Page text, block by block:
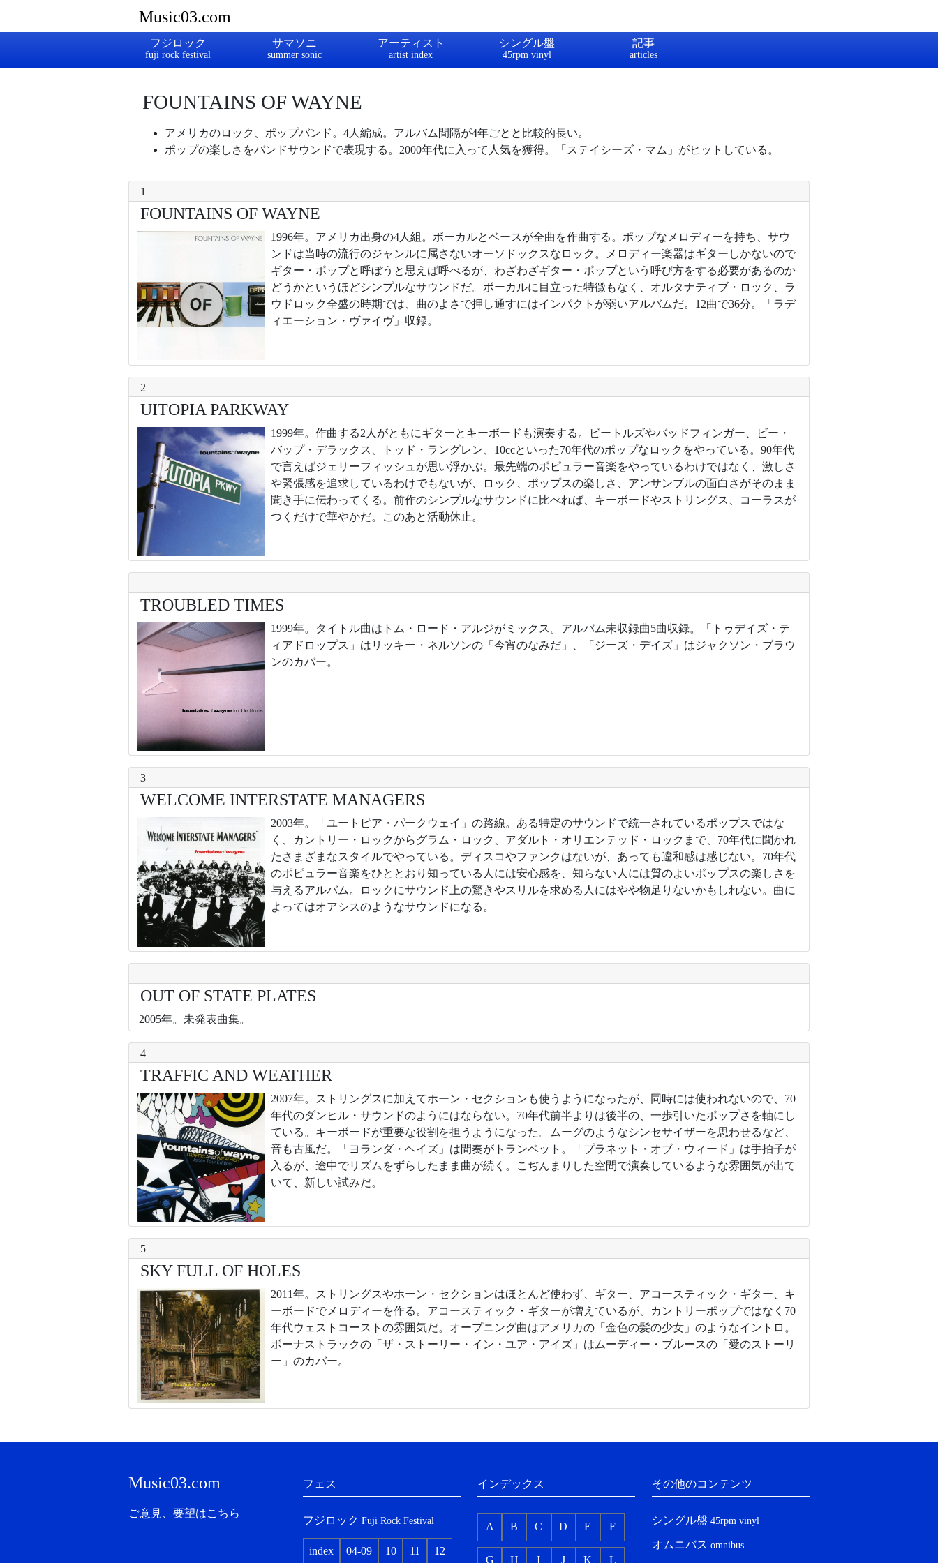
Music03.com
フジロック サマソニ アーティスト シングル盤 記事
FOUNTAINS OF WAYNE
アメリカのロック、ポップバンド。4人編成。アルバム間隔が4年ごとと比較的長い。
ポップの楽しさをバンドサウンドで表現する。2000年代に入って人気を獲得。「ステイシーズ・マム」がヒットしている。
1
FOUNTAINS OF WAYNE
1996年。アメリカ出身の4人組。ボーカルとベースが全曲を作曲する。ポップなメロディーを持ち、サウ
ンドは当時の流行のジャンルに属さないオーソドックスなロック。メロディー楽器はギターしかないので
ギター・ポップと呼ぼうと思えば呼べるが、わざわざギター・ポップという呼び方をする必要があるのか
どうかというほどシンプルなサウンドだ。ボーカルに目立った特徴もなく、オルタナティブ・ロック、ラ
ウドロック全盛の時期では、曲のよさで押し通すにはインパクトが弱いアルバムだ。12曲で36分。「ラデ
ィエーション・ヴァイヴ」収録。
2
UITOPIA PARKWAY
1999年。作曲する2人がともにギターとキーボードも演奏する。ビートルズやバッドフィンガー、ビー・
バップ・デラックス、トッド・ラングレン、10ccといった70年代のポップなロックをやっている。90年代
で言えばジェリーフィッシュが思い浮かぶ。最先端のポピュラー音楽をやっているわけではなく、激しさ
や緊張感を追求しているわけでもないが、ロック、ポップスの楽しさ、アンサンブルの面白さがそのまま
聞き手に伝わってくる。前作のシンプルなサウンドに比べれば、キーボードやストリングス、コーラスが
つくだけで華やかだ。このあと活動休止。
TROUBLED TIMES
1999年。タイトル曲はトム・ロード・アルジがミックス。アルバム未収録曲5曲収録。「トゥデイズ・テ
ィアドロップス」はリッキー・ネルソンの「今宵のなみだ」、「ジーズ・デイズ」はジャクソン・ブラウ
ンのカバー。
3
WELCOME INTERSTATE MANAGERS
2003年。「ユートピア・パークウェイ」の路線。ある特定のサウンドで統一されているポップスではな
く、カントリー・ロックからグラム・ロック、アダルト・オリエンテッド・ロックまで、70年代に聞かれ
たさまざまなスタイルでやっている。ディスコやファンクはないが、あっても違和感は感じない。70年代
のポピュラー音楽をひととおり知っている人には安心感を、知らない人には質のよいポップスの楽しさを
与えるアルバム。ロックにサウンド上の驚きやスリルを求める人にはやや物足りないかもしれない。曲に
よってはオアシスのようなサウンドになる。
OUT OF STATE PLATES
2005年。未発表曲集。
4
TRAFFIC AND WEATHER
2007年。ストリングスに加えてホーン・セクションも使うようになったが、同時には使われないので、70
年代のダンヒル・サウンドのようにはならない。70年代前半よりは後半の、一歩引いたポップさを軸にし
ている。キーボードが重要な役割を担うようになった。ムーグのようなシンセサイザーを思わせるなど、
音も古風だ。「ヨランダ・ヘイズ」は間奏がトランペット。「プラネット・オブ・ウィード」は手拍子が
入るが、途中でリズムをずらしたまま曲が続く。こぢんまりした空間で演奏しているような雰囲気が出て
いて、新しい試みだ。
5
SKY FULL OF HOLES
2011年。ストリングスやホーン・セクションはほとんど使わず、ギター、アコースティック・ギター、キ
ーボードでメロディーを作る。アコースティック・ギターが増えているが、カントリーポップではなく70
年代ウェストコーストの雰囲気だ。オープニング曲はアメリカの「金色の髪の少女」のようなイントロ。
ボーナストラックの「ザ・ストーリー・イン・ユア・アイズ」はムーディー・ブルースの「愛のストーリ
ー」のカバー。
フェス
フジロック Fuji Rock Festival
index 04-09 10 11 12
インデックス
A B C D E F
G H I J K L
その他のコンテンツ
シングル盤 45rpm vinyl
オムニバス omnibus
Music03.com
ご意見、要望はこちら